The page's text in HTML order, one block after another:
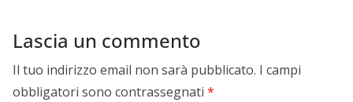
Lascia un commento
Il tuo indirizzo email non sarà pubblicato. I campi
obbligatori sono contrassegnati *